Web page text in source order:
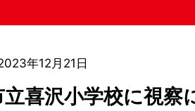
年12月21日
立喜沢小学校に視